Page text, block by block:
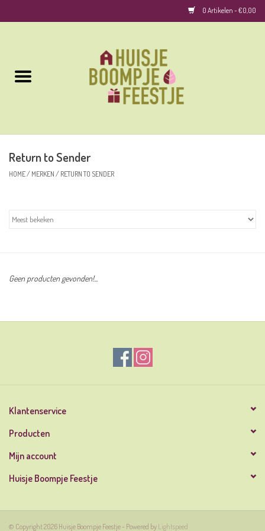
0 Artikelen - €0,00
Woonaccessoires
Return to Sender
HOME/ MERKEN / RETURN TO SENDER
Geen producten gevonden!...
Klantenservice
Producten
Mijn account
Huisje Boompje Feestje
© Copyright 2026 Huisje Boompje Feestje - Powered by Lightspeed